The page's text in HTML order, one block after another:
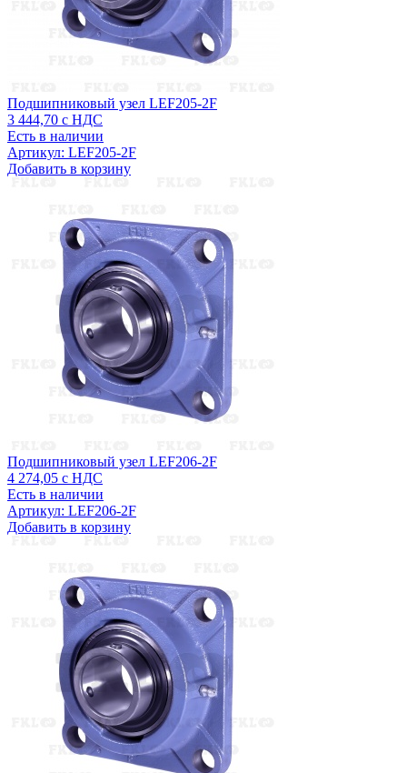
Подшипниковый узел LEF205-2F
3 444,70 с НДС
Есть в наличии
Артикул: LEF205-2F
Добавить в корзину
Подшипниковый узел LEF206-2F
4 274,05 с НДС
Есть в наличии
Артикул: LEF206-2F
Добавить в корзину